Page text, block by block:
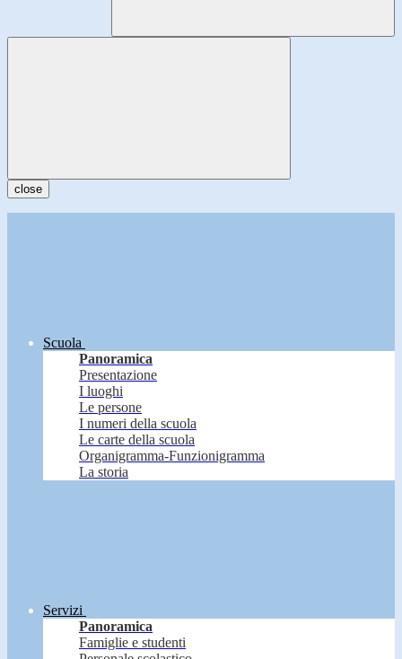
close
Scuola
Panoramica
Presentazione
I luoghi
Le persone
I numeri della scuola
Le carte della scuola
Organigramma-Funzionigramma
La storia
Servizi
Panoramica
Famiglie e studenti